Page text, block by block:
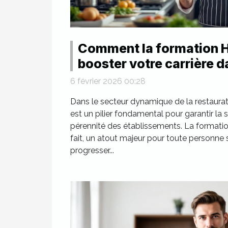
Comment la formation
booster votre carrière
restauration ?
6 février 2026 00:28
Dans le secteur dynamique de la
est un pilier fondamental pour garantir la
pérennité des établissements. La
fait, un atout majeur pour toute personne
progresser...